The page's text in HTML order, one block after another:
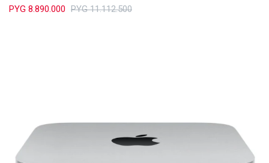
PYG 8.890.000 PYG 11.112.500